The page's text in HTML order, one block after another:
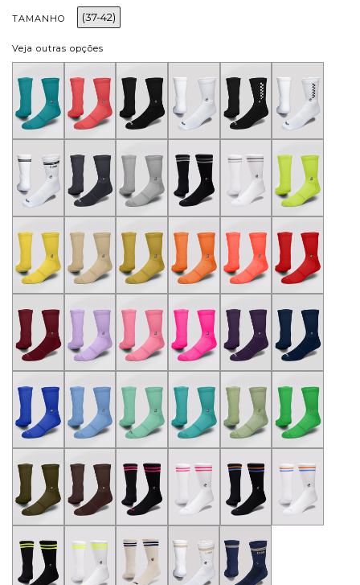
TAMANHO (37-42)
Veja outras opções